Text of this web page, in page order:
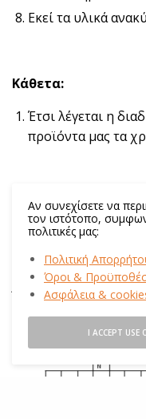
Εκεί τα υλικά
Κάθετα:
Έτσι λέγεται η
προϊόντα μας τα
Απαντήσεις:
Αν συνεχίσετε να
τον ιστότοπο,
πολιτικές μας:
Πολιτική
Όροι &
Ασφάλεια &
I ACCEPT USE